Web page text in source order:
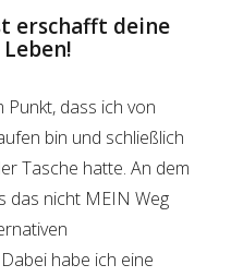
erschafft deine
dass ich von
bin und schließlich
Tasche hatte. An dem
das nicht MEIN Weg
habe ich eine